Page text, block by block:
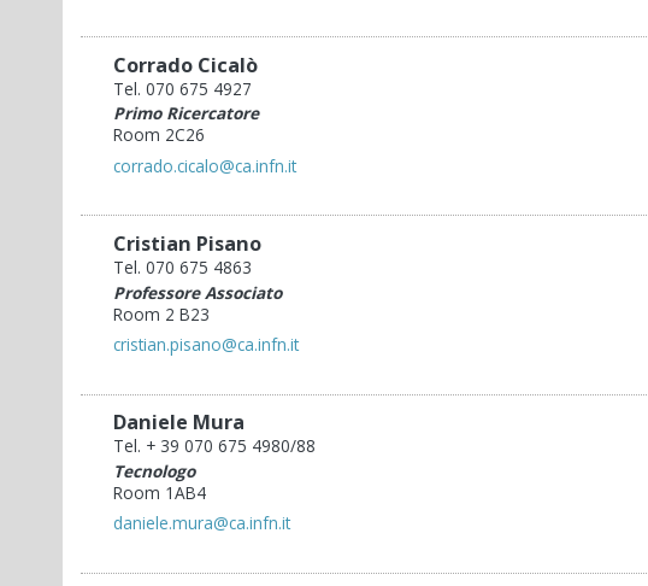
Corrado Cicalò
Tel. 070 675 4927
Primo Ricercatore
Room 2C26
corrado.cicalo@ca.infn.it
Cristian Pisano
Tel. 070 675 4863
Professore Associato
Room 2 B23
cristian.pisano@ca.infn.it
Daniele Mura
Tel. + 39 070 675 4980/88
Tecnologo
Room 1AB4
daniele.mura@ca.infn.it